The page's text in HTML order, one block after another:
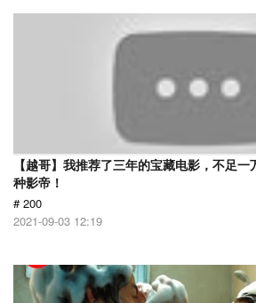
【越哥】我推荐了三年的宝藏电影，不足
种影帝！
# 200
2021-09-03 12:19